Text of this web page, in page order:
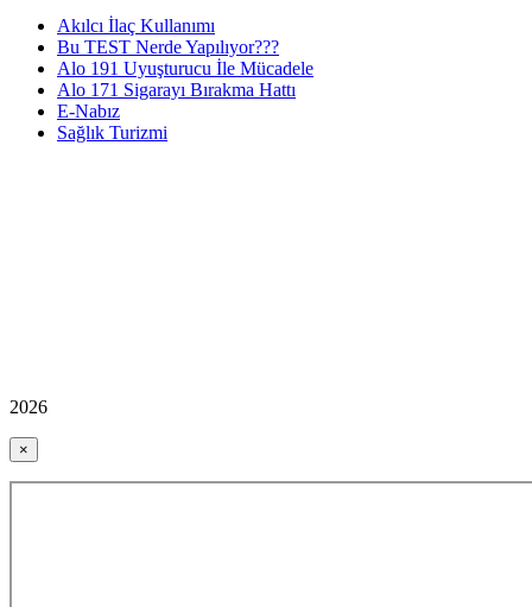
Akılcı İlaç Kullanımı
Bu TEST Nerde Yapılıyor???
Alo 191 Uyuşturucu İle Mücadele
Alo 171 Sigarayı Bırakma Hattı
E-Nabız
Sağlık Turizmi
2026
×